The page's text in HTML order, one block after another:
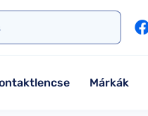
Márkák
Szemüveglencsék
Kontaktlencse